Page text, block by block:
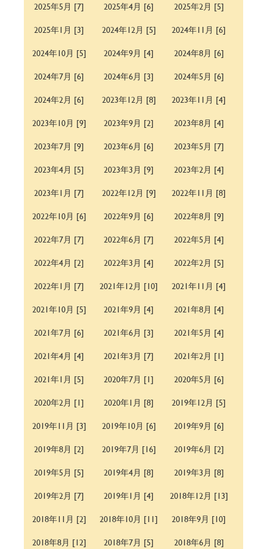
2025年5月 [7]
2025年4月 [6]
2025年2月 [5]
2025年1月 [3]
2024年12月 [5]
2024年11月 [6]
2024年10月 [5]
2024年9月 [4]
2024年8月 [6]
2024年7月 [6]
2024年6月 [3]
2024年5月 [6]
2024年2月 [6]
2023年12月 [8]
2023年11月 [4]
2023年10月 [9]
2023年9月 [2]
2023年8月 [4]
2023年7月 [9]
2023年6月 [6]
2023年5月 [7]
2023年4月 [5]
2023年3月 [9]
2023年2月 [4]
2023年1月 [7]
2022年12月 [9]
2022年11月 [8]
2022年10月 [6]
2022年9月 [6]
2022年8月 [9]
2022年7月 [7]
2022年6月 [7]
2022年5月 [4]
2022年4月 [2]
2022年3月 [4]
2022年2月 [5]
2022年1月 [7]
2021年12月 [10]
2021年11月 [4]
2021年10月 [5]
2021年9月 [4]
2021年8月 [4]
2021年7月 [6]
2021年6月 [3]
2021年5月 [4]
2021年4月 [4]
2021年3月 [7]
2021年2月 [1]
2021年1月 [5]
2020年7月 [1]
2020年5月 [6]
2020年2月 [1]
2020年1月 [8]
2019年12月 [5]
2019年11月 [3]
2019年10月 [6]
2019年9月 [6]
2019年8月 [2]
2019年7月 [16]
2019年6月 [2]
2019年5月 [5]
2019年4月 [8]
2019年3月 [8]
2019年2月 [7]
2019年1月 [4]
2018年12月 [13]
2018年11月 [2]
2018年10月 [11]
2018年9月 [10]
2018年8月 [12]
2018年7月 [5]
2018年6月 [8]